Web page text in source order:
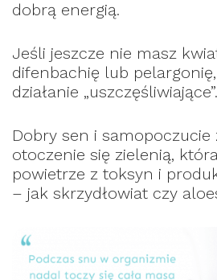
dobrą energią.
Jeśli jeszcze nie masz
difenbachię lub
działanie „uszczęśliwiające”.
Dobry sen i samopoczucie
otoczenie się zielenią,
powietrze z toksyn i
– jak skrzydłowiat czy